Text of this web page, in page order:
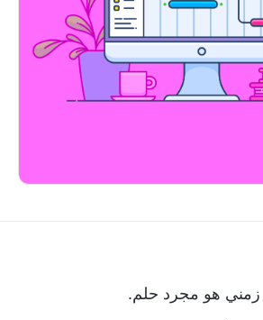
هو مجرد حلم.